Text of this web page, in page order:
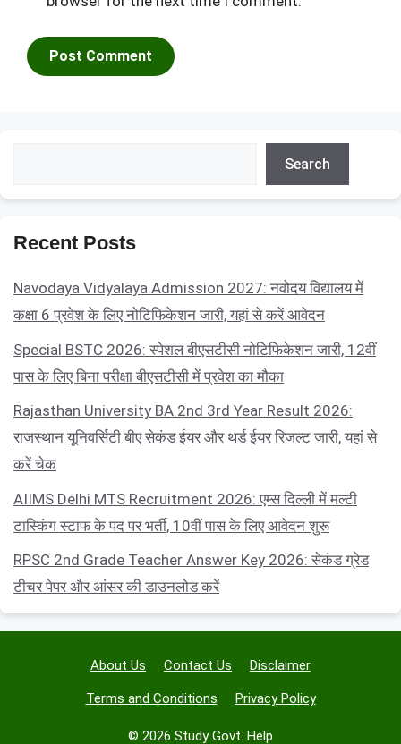
Search
Recent Posts
Navodaya Vidyalaya Admission 2027: नवोदय विद्यालय में
कक्षा 6 प्रवेश के लिए नोटिफिकेशन जारी, यहां से करें आवेदन
Special BSTC 2026: स्पेशल बीएसटीसी नोटिफिकेशन जारी, 12वीं
पास के लिए बिना परीक्षा बीएसटीसी में प्रवेश का मौका
Rajasthan University BA 2nd 3rd Year Result 2026:
राजस्थान यूनिवर्सिटी बीए सेकंड ईयर और थर्ड ईयर रिजल्ट जारी, यहां से
करें चेक
AIIMS Delhi MTS Recruitment 2026: एम्स दिल्ली में मल्टी
टास्किंग स्टाफ के पद पर भर्ती, 10वीं पास के लिए आवेदन शुरू
RPSC 2nd Grade Teacher Answer Key 2026: सेकंड ग्रेड
टीचर पेपर और आंसर की डाउनलोड करें
About Us Contact Us Disclaimer
Terms and Conditions Privacy Policy
© 2026 Study Govt. Help